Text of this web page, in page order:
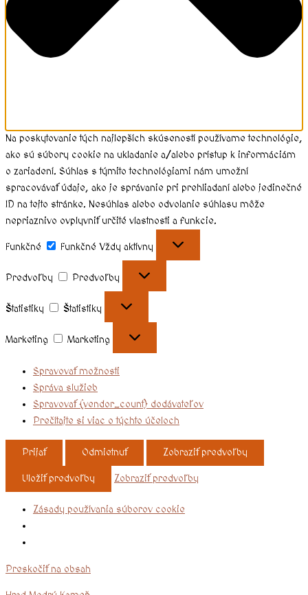
Na poskytovanie tých najlepších skúseností používame technológie,
ako sú súbory cookie na ukladanie a/alebo prístup k informáciám
o zariadení. Súhlas s týmito technológiami nám umožní
spracovávať údaje, ako je správanie pri prehliadaní alebo jedinečné
ID na tejto stránke. Nesúhlas alebo odvolanie súhlasu môže
nepriaznivo ovplyvniť určité vlastnosti a funkcie.
Funkčné Funkčné Vždy aktívny
Predvoľby Predvoľby
Štatistiky Štatistiky
Marketing Marketing
Spravovať možnosti
Správa služieb
Spravovať {vendor_count} dodávateľov
Prečítajte si viac o týchto účeloch
Prijať Odmietnuť Zobraziť predvoľby
Uložiť predvoľby Zobraziť predvoľby
Zásady používania súborov cookie
Preskočiť na obsah